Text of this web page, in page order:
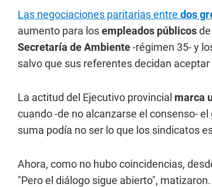
Las negociaciones paritarias entre dos
aumento para losempleados públicos
Secretaría de Ambiente-régimen 35- y
salvo que sus referentes decidan
La actitud del Ejecutivo provincial marca
cuando -de no alcanzarse el consenso-
suma podía no ser lo que los sindicatos
Ahora, como no hubo coincidencias,
"Pero el diálogo sigue abierto", matizaron.